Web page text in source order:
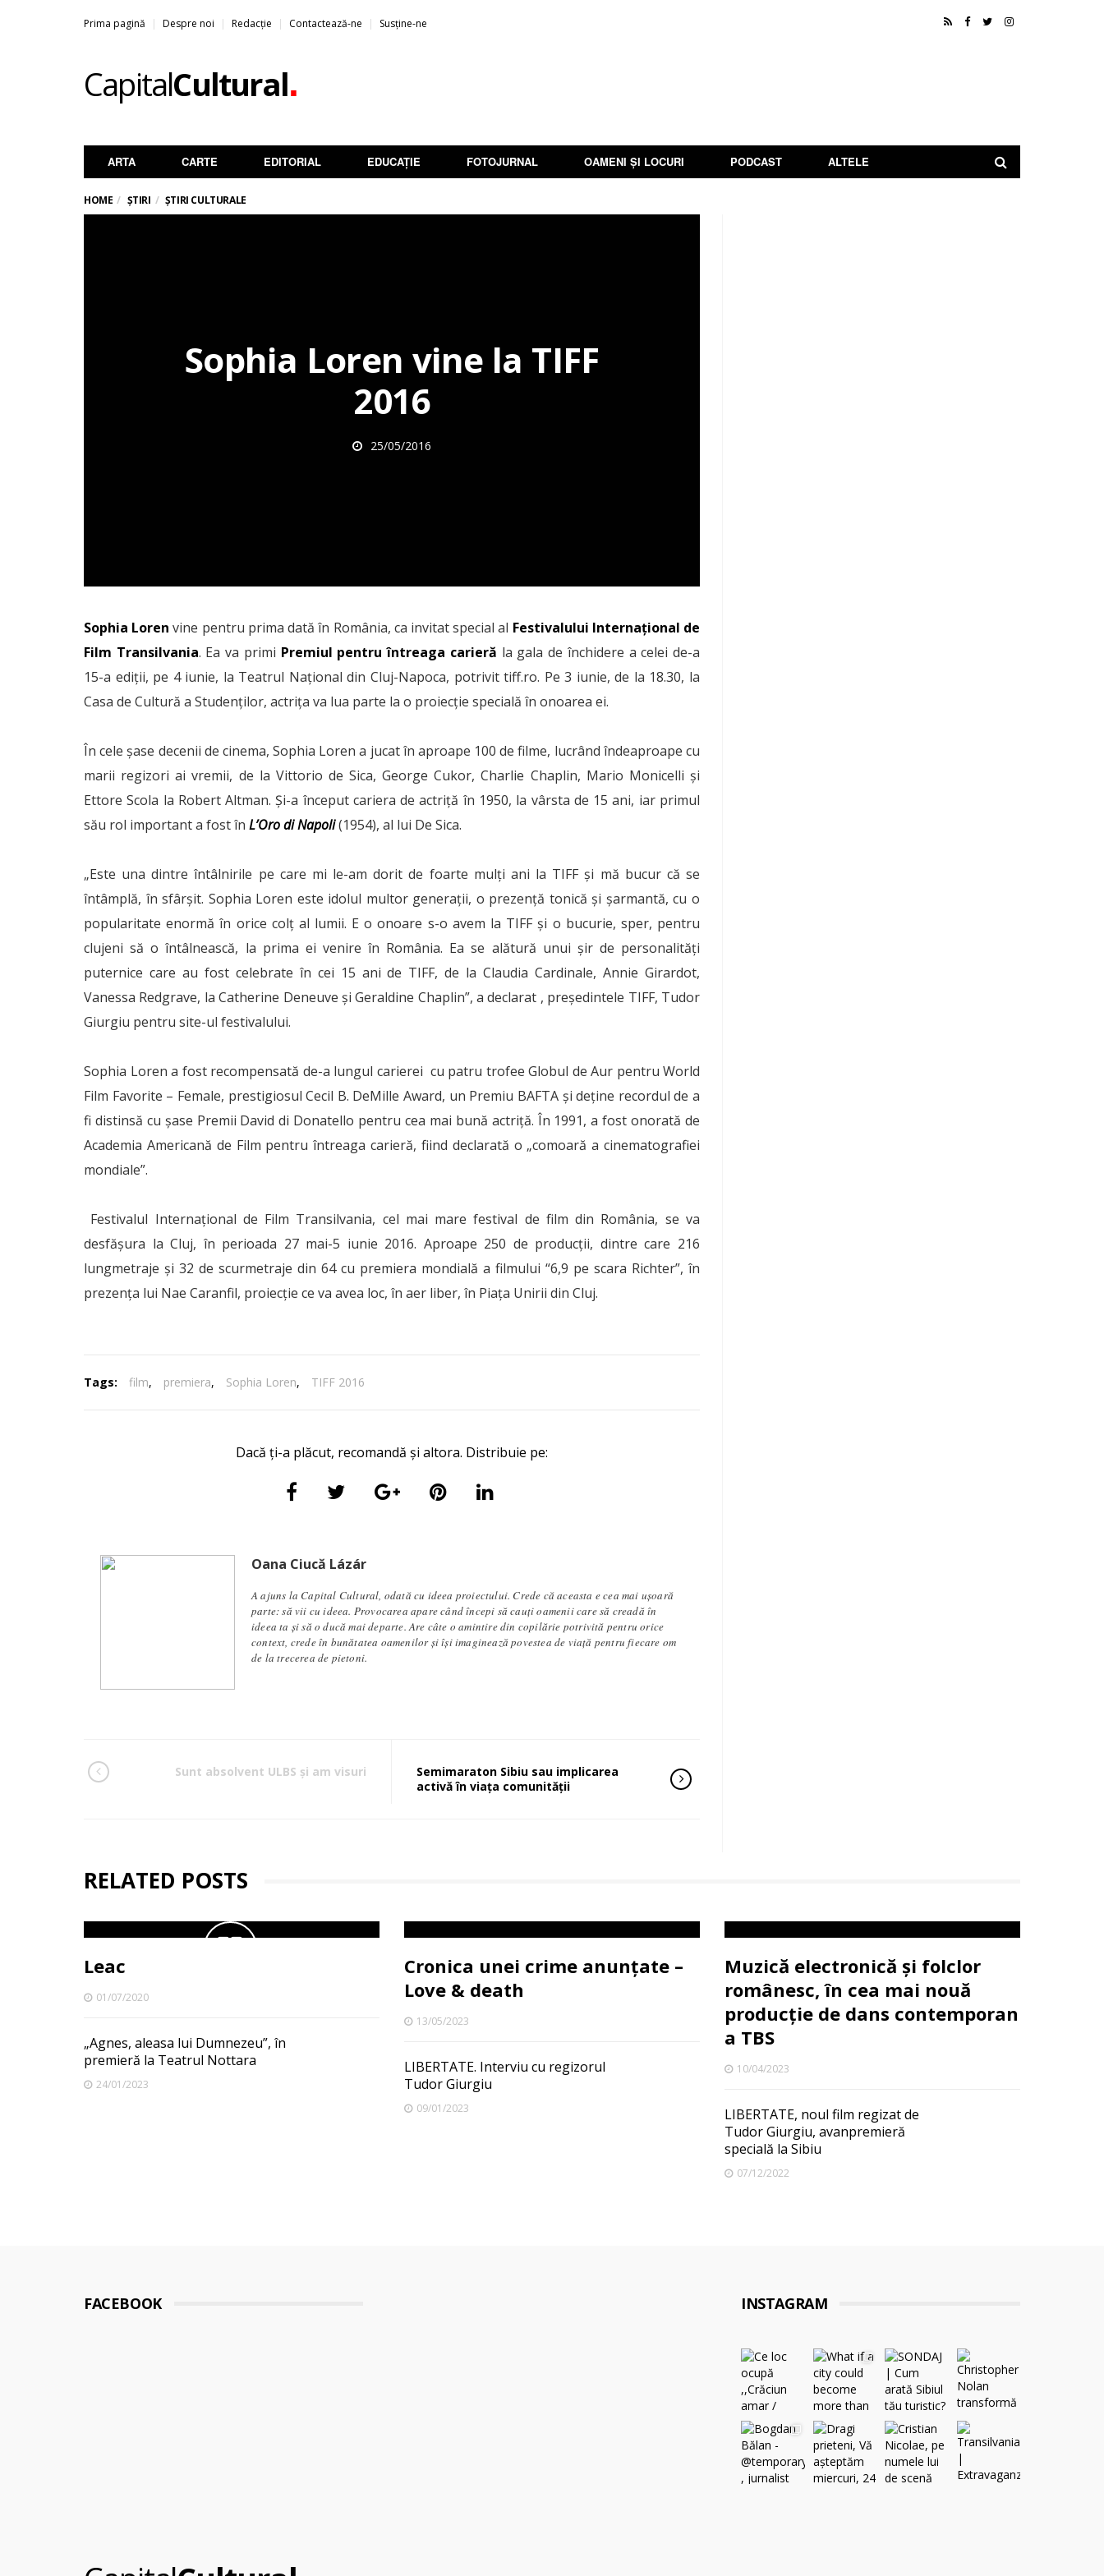
Prima pagină Despre noi Redacție Contactează-ne Susține-ne
CapitalCultural.
ARTA CARTE EDITORIAL EDUCAȚIE FOTOJURNAL OAMENI ȘI LOCURI PODCAST ALTELE
HOME ȘTIRI ȘTIRI CULTURALE
Sophia Loren vine la TIFF
2016
25/05/2016
Sophia Loren vine pentru prima dată în România, ca invitat special al Festivalului Internațional de
Film Transilvania. Ea va primi Premiul pentru întreaga carieră la gala de închidere a celei de-a
15-a ediții, pe 4 iunie, la Teatrul Național din Cluj-Napoca, potrivit tiff.ro. Pe 3 iunie, de la 18.30, la
Casa de Cultură a Studenților, actrița va lua parte la o proiecție specială în onoarea ei.
În cele șase decenii de cinema, Sophia Loren a jucat în aproape 100 de filme, lucrând îndeaproape cu
marii regizori ai vremii, de la Vittorio de Sica, George Cukor, Charlie Chaplin, Mario Monicelli și
Ettore Scola la Robert Altman. Și-a început cariera de actriță în 1950, la vârsta de 15 ani, iar primul
său rol important a fost în L’Oro di Napoli(1954), al lui De Sica.
„Este una dintre întâlnirile pe care mi le-am dorit de foarte mulți ani la TIFF și mă bucur că se
întâmplă, în sfârșit. Sophia Loren este idolul multor generații, o prezență tonică și șarmantă, cu o
popularitate enormă în orice colț al lumii. E o onoare s-o avem la TIFF și o bucurie, sper, pentru
clujeni să o întâlnească, la prima ei venire în România. Ea se alătură unui șir de personalități
puternice care au fost celebrate în cei 15 ani de TIFF, de la Claudia Cardinale, Annie Girardot,
Vanessa Redgrave, la Catherine Deneuve și Geraldine Chaplin”, a declarat , președintele TIFF, Tudor
Giurgiu pentru site-ul festivalului.
Sophia Loren a fost recompensată de-a lungul carierei cu patru trofee Globul de Aur pentru World
Film Favorite – Female, prestigiosul Cecil B. DeMille Award, un Premiu BAFTA și deține recordul de a
fi distinsă cu șase Premii David di Donatello pentru cea mai bună actriță. În 1991, a fost onorată de
Academia Americană de Film pentru întreaga carieră, fiind declarată o „comoară a cinematografiei
mondiale”.
Festivalul Internațional de Film Transilvania, cel mai mare festival de film din România, se va
desfășura la Cluj, în perioada 27 mai-5 iunie 2016. Aproape 250 de producţii, dintre care 216
lungmetraje şi 32 de scurmetraje din 64 cu premiera mondială a filmului “6,9 pe scara Richter”, în
prezenţa lui Nae Caranfil, proiecţie ce va avea loc, în aer liber, în Piaţa Unirii din Cluj.
Tags: film, premiera, Sophia Loren, TIFF 2016
Dacă ți-a plăcut, recomandă și altora. Distribuie pe:
Oana Ciucă Lázár
A ajuns la Capital Cultural, odată cu ideea proiectului. Crede că aceasta e cea mai ușoară
parte: să vii cu ideea. Provocarea apare când începi să cauți oamenii care să creadă în
ideea ta și să o ducă mai departe. Are câte o amintire din copilărie potrivită pentru orice
context, crede în bunătatea oamenilor și își imaginează povestea de viață pentru fiecare om
de la trecerea de pietoni.
Sunt absolvent ULBS şi am visuri
Semimaraton Sibiu sau implicarea
activă în viața comunității
RELATED POSTS
Leac
01/07/2020
„Agnes, aleasa lui Dumnezeu”, în
premieră la Teatrul Nottara
24/01/2023
Cronica unei crime anunțate –
Love & death
13/05/2023
LIBERTATE. Interviu cu regizorul
Tudor Giurgiu
09/01/2023
Muzică electronică și folclor
românesc, în cea mai nouă
producție de dans contemporan
a TBS
10/04/2023
LIBERTATE, noul film regizat de
Tudor Giurgiu, avanpremieră
specială la Sibiu
07/12/2022
FACEBOOK INSTAGRAM